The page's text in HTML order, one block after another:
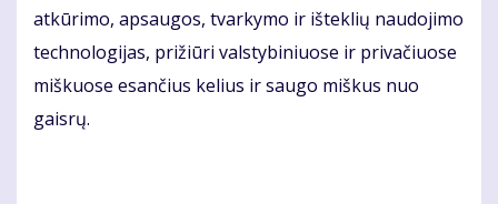
atkūrimo, apsaugos, tvarkymo ir išteklių naudojimo
technologijas, prižiūri valstybiniuose ir privačiuose
miškuose esančius kelius ir saugo miškus nuo
gaisrų.